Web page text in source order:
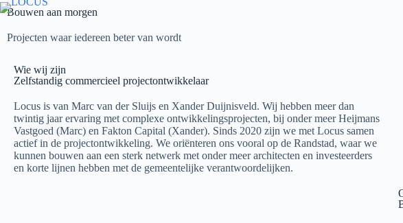
Bouwen aan morgen
Projecten waar iedereen beter van wordt
Wie wij zijn
Zelfstandig commercieel projectontwikkelaar
Locus is van Marc van der Sluijs en Xander Duijnisveld. Wij hebben meer dan
twintig jaar ervaring met complexe ontwikkelingsprojecten, bij onder meer Heijmans
Vastgoed (Marc) en Fakton Capital (Xander). Sinds 2020 zijn we met Locus samen
actief in de projectontwikkeling. We oriënteren ons vooral op de Randstad, waar we
kunnen bouwen aan een sterk netwerk met onder meer architecten en investeerders
en korte lijnen hebben met de gemeentelijke verantwoordelijken.